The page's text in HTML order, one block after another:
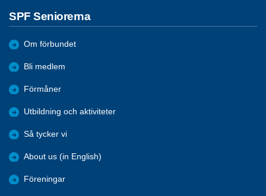
SPF Seniorerna
Om förbundet
Bli medlem
Förmåner
Utbildning och aktiviteter
Så tycker vi
About us (in English)
Föreningar